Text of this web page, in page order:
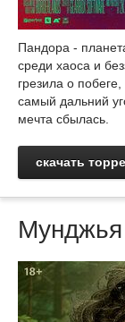
Пандора -
среди хаоса и
грезила о
самый дальний
мечта сбылась.
скачать